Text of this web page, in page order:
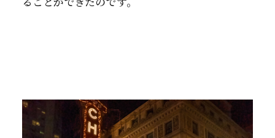
ることができたのです。